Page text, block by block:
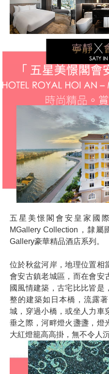
五星美憬閣會安皇家國
MGallery Collection，隸
Gallery豪華精品酒店系列。
位於秋盆河岸，地理位置相
會安古鎮老城區，而在會安
國風情建築，古宅比比皆是
整的建築如日本橋，流露
城，穿過小橋，或坐人力車
垂之際，河畔燈火盞盞，燈
大紅燈籠高高掛，無不令人沉